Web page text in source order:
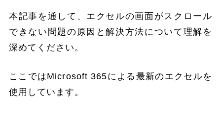
本記事を通して、エクセルの画面がスクロール
できない問題の原因と解決方法について理解を
深めてください。
ここではMicrosoft 365による最新のエクセルを
使用しています。